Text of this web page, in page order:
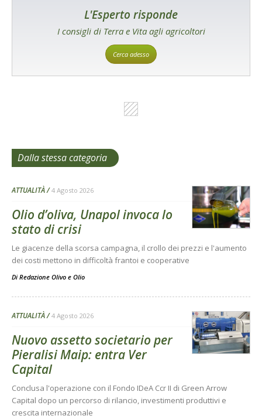
L'Esperto risponde
I consigli di Terra e Vita agli agricoltori
Cerca adesso
Dalla stessa categoria
ATTUALITÀ 4 Agosto 2026
Olio d’oliva, Unapol invoca lo
stato di crisi
Le giacenze della scorsa campagna, il crollo dei prezzi e l'aumento
dei costi mettono in difficoltà frantoi e cooperative
Di Redazione Olivo e Olio
ATTUALITÀ 4 Agosto 2026
Nuovo assetto societario per
Pieralisi Maip: entra Ver
Capital
Conclusa l'operazione con il Fondo IDeA Ccr II di Green Arrow
Capital dopo un percorso di rilancio, investimenti produttivi e
crescita internazionale